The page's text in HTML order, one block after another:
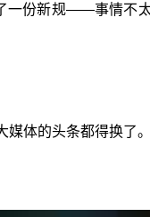
一份新规——事情不
体的头条都得换了。